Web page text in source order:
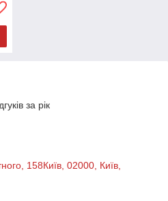
за рік
158Київ, 02000, Київ,